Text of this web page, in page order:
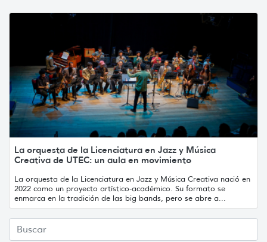
La orquesta de la Licenciatura en Jazz y Música
Creativa de UTEC: un aula en movimiento
La orquesta de la Licenciatura en Jazz y Música Creativa nació en
2022 como un proyecto artístico-académico. Su formato se
enmarca en la tradición de las big bands, pero se abre a...